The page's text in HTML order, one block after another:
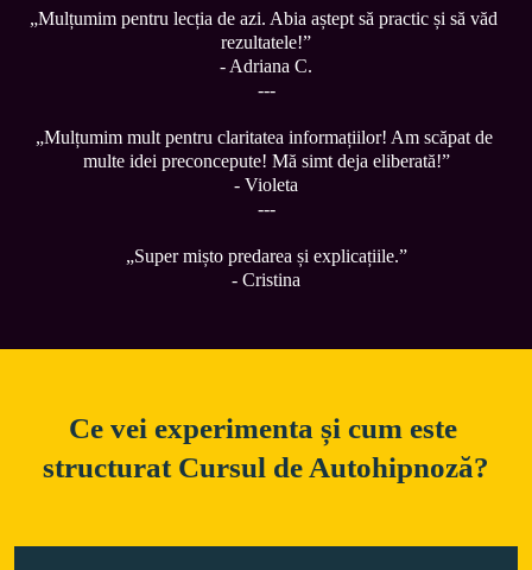
„Mulțumim pentru lecția de azi. Abia aștept să practic și să văd
rezultatele!”
- Adriana C.
---
„Mulțumim mult pentru claritatea informațiilor! Am scăpat de
multe idei preconcepute! Mă simt deja eliberată!”
- Violeta
---
„Super mișto predarea și explicațiile.”
- Cristina
Ce vei experimenta și cum este